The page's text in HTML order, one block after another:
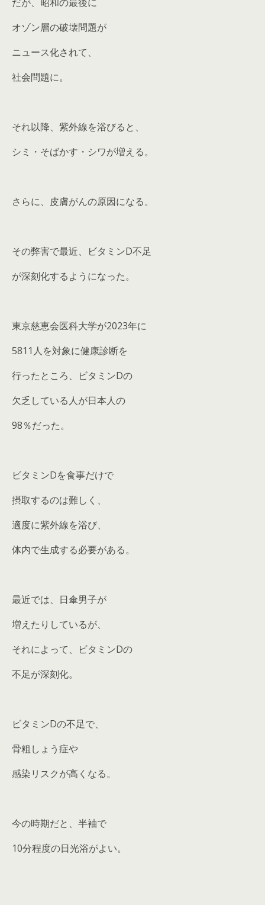
オゾン層の破壊問題が
ニュース化されて、
社会問題に。
それ以降、紫外線を浴びると、
シミ・そばかす・シワが増える。
さらに、皮膚がんの原因になる。
その弊害で最近、ビタミンD不足
が深刻化するようになった。
東京慈恵会医科大学が2023年に
5811人を対象に健康診断を
行ったところ、ビタミンDの
欠乏している人が日本人の
98％だった。
ビタミンDを食事だけで
摂取するのは難しく、
適度に紫外線を浴び、
体内で生成する必要がある。
最近では、日傘男子が
増えたりしているが、
それによって、ビタミンDの
不足が深刻化。
ビタミンDの不足で、
骨粗しょう症や
感染リスクが高くなる。
今の時期だと、半袖で
10分程度の日光浴がよい。